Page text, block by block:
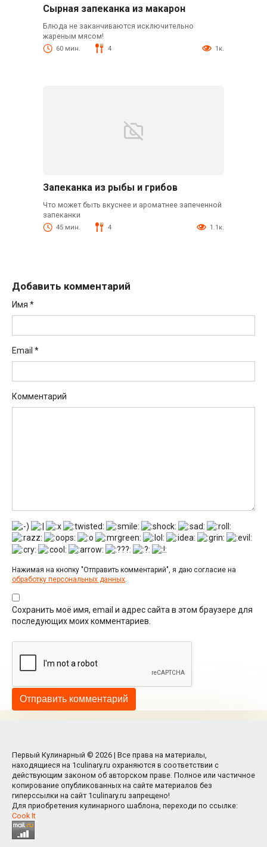
Сырная запеканка из макарон
Блюда не заканчиваются исключительно
жареным мясом!
60 мин. 4 1к.
Запеканка из рыбы и грибов
Что может быть вкуснее и ароматнее запеченной
запеканки
45 мин. 4 1.1к.
Добавить комментарий
Имя *
Email *
Комментарий
Нажимая на кнопку "Отправить комментарий", я даю согласие на
обработку персональных данных.
Сохранить моё имя, email и адрес сайта в этом браузере для
последующих моих комментариев.
Первый Кулинарный © 2026 | Все права на материалы,
находящиеся на 1culinary.ru охраняются в соответствии с
действующим законом об авторском праве. Полное или частичное
копирование опубликованных на сайте материалов без
гиперссылки на сайт 1culinary.ru запрещено!
Для приобретения кулинарного шаблона, переходи по ссылке:
Cook It